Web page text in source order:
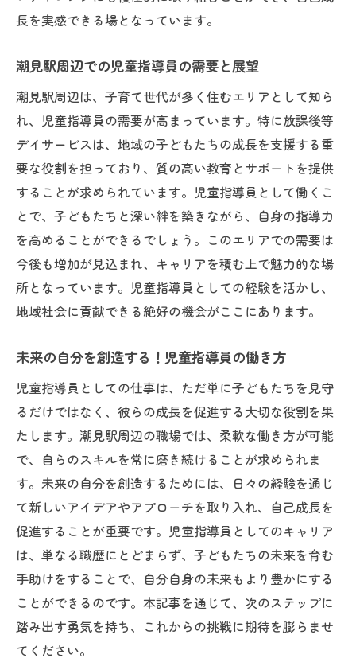
合同会社縁架での勤務条件が魅力的な理由
児童指導員としての待遇を潮見駅で手に入
れる
潮見駅近くでキャリアアップ！児童指導員とし
ての新たなステージ
潮見駅での職場選び！児童指導員のキャリ
アステップ
合同会社縁架で見つける！児童指導員の成
長機会
児童指導員としてのキャリアを潮見駅で開
花させる
秘訣
新しいキャリアを築く！潮見駅で児童指導
員になる
児童指導員としての未来を潮見駅で描く
児童指導員として子どもたちと過ごす充実した
毎日を潮見駅で
充実した日々を潮見駅で！児童指導員の働
き方
子どもたちと笑顔で過ごす！児童指導員の
日常
潮見駅で実現する！児童指導員の豊かな生
活
長を実感できる場となっています。
潮見駅周辺での児童指導員の需要と展望
潮見駅周辺は、子育て世代が多く住むエリアとして知ら
れ、児童指導員の需要が高まっています。特に放課後等
デイサービスは、地域の子どもたちの成長を支援する重
要な役割を担っており、質の高い教育とサポートを提供
することが求められています。児童指導員として働くこ
とで、子どもたちと深い絆を築きながら、自身の指導力
を高めることができるでしょう。このエリアでの需要は
今後も増加が見込まれ、キャリアを積む上で魅力的な場
所となっています。児童指導員としての経験を活かし、
地域社会に貢献できる絶好の機会がここにあります。
未来の自分を創造する！児童指導員の働き方
児童指導員としての仕事は、ただ単に子どもたちを見守
るだけではなく、彼らの成長を促進する大切な役割を果
たします。潮見駅周辺の職場では、柔軟な働き方が可能
で、自らのスキルを常に磨き続けることが求められま
す。未来の自分を創造するためには、日々の経験を通じ
て新しいアイデアやアプローチを取り入れ、自己成長を
促進することが重要です。児童指導員としてのキャリア
は、単なる職歴にとどまらず、子どもたちの未来を育む
手助けをすることで、自分自身の未来もより豊かにする
ことができるのです。本記事を通じて、次のステップに
踏み出す勇気を持ち、これからの挑戦に期待を膨らませ
てください。